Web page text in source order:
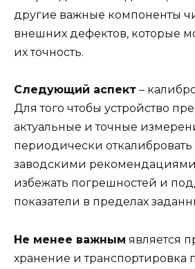
другие важные компоненты
внешних дефектов, которые
их точность.
Следующий аспект –
Для того чтобы устройство
актуальные и точные
периодически откалибровать
заводскими
избежать погрешностей и
показатели в пределах
Не менее важным является
хранение и транспортировка